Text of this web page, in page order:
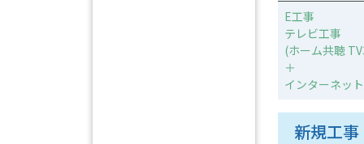
E工事
テレビ工事
(ホーム共聴
＋
インターネッ
新規工